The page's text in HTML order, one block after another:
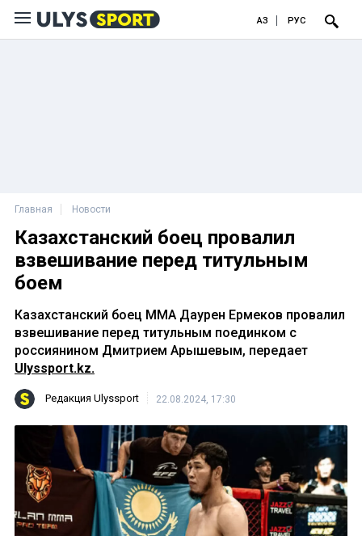
ҚАЗ РУС
Главная Новости
Казахстанский боец провалил
взвешивание перед титульным
боем
Казахстанский боец ММА Даурен Ермеков провалил
взвешивание перед титульным поединком с
россиянином Дмитрием Арышевым, передает
Ulyssport.kz.
Редакция Ulyssport 22.08.2024, 17:30